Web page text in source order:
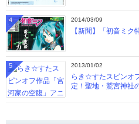
2014/03/09
【新聞】「初音ミ
4
2013/01/02
らき☆すたスピンオ
定！聖地・鷲宮神社
5